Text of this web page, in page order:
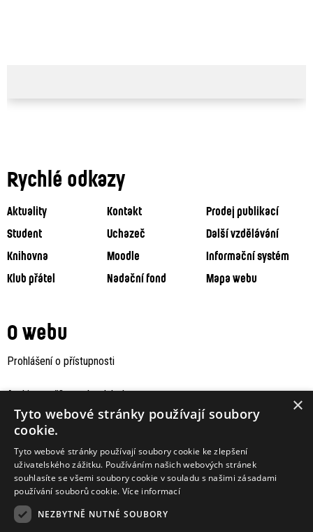
Rychlé odkazy
Aktuality Kontakt
Prodej publikací
Student
Uchazeč
Další vzdělávání
Knihovna
Moodle
Informační systém
Klub přátel
Nadační fond Mapa webu
O webu
Prohlášení o přístupnosti
Archiv staršího webu Jaboku ×
Tyto webové stránky používají soubory
cookie.
Tyto webové stránky používají soubory cookie ke zlepšení
uživatelského zážitku. Používáním našich webových stránek
souhlasíte se všemi soubory cookie v souladu s našimi zásadami
používání souborů cookie. Více informací
NEZBYTNĚ NUTNÉ SOUBORY